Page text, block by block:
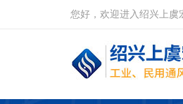
您好，欢迎进入绍兴上虞